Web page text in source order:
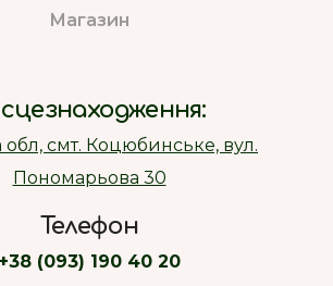
Магазин
обл, смт. Коцюбинське, вул.
Пономарьова 30
Телефон
+38 (093) 190 40 20